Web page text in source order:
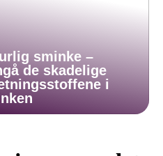
sminke –
de skadelige
i